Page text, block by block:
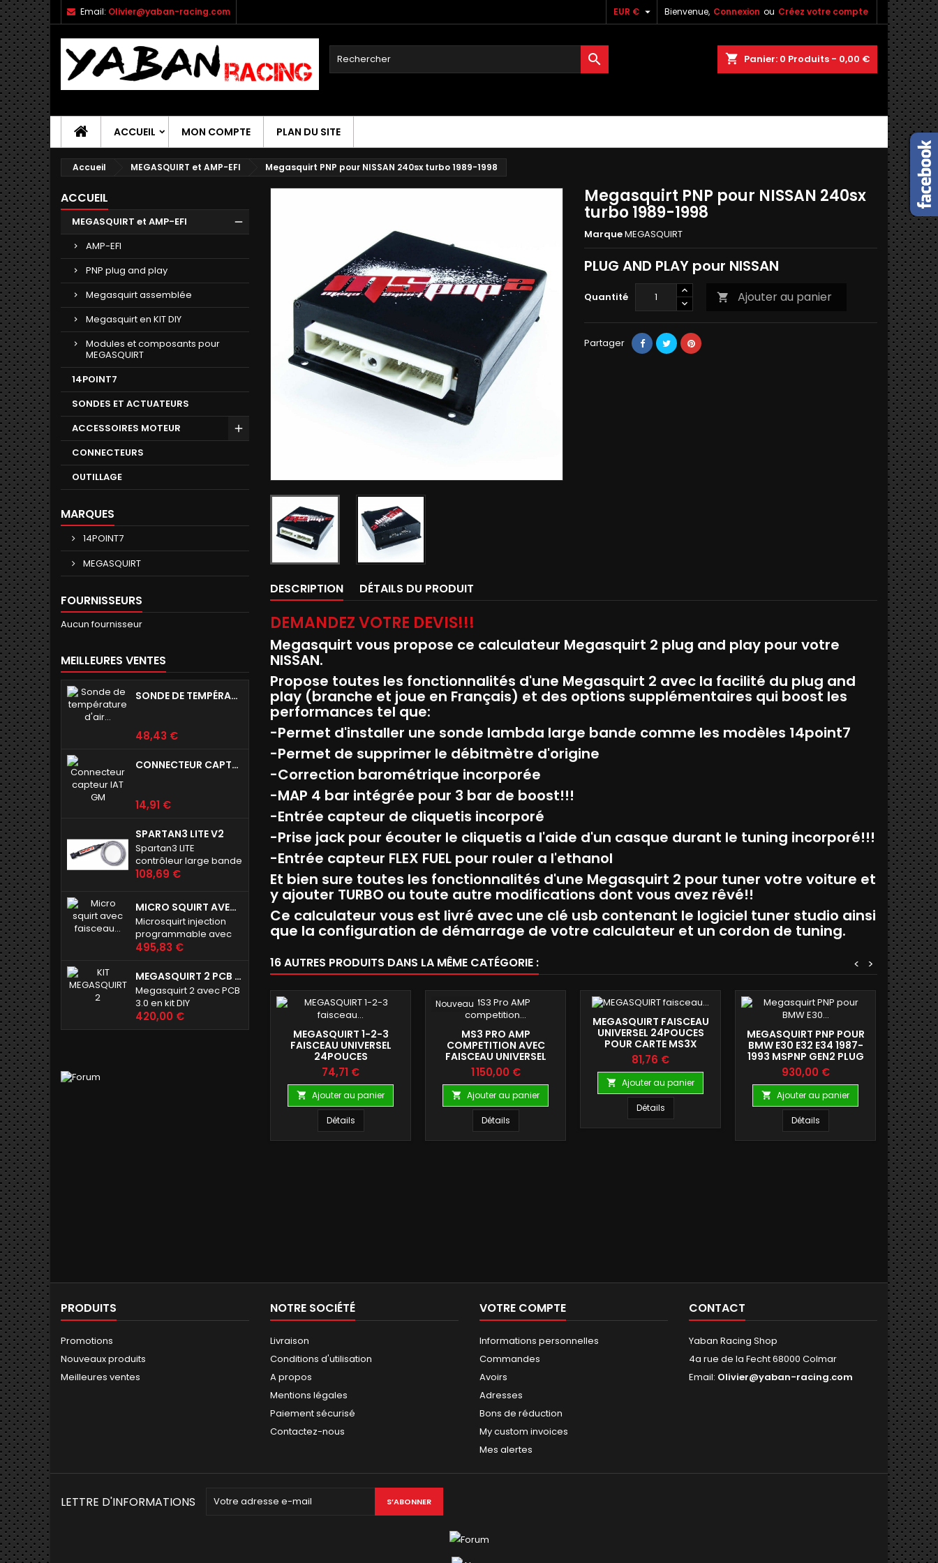
Email: Olivier@yaban-racing.com Bienvenue, Connexion ou Créez votre compte
EUR € 
shopping_cart Panier: 0 Produits - 0,00 €

ACCUEIL MON COMPTE PLAN DU SITE
Accueil MEGASQUIRT et AMP-EFI Megasquirt PNP pour NISSAN 240sx turbo 1989-1998
ACCUEIL
MEGASQUIRT et AMP-EFI
AMP-EFI
PNP plug and play
Megasquirt assemblée
Megasquirt en KIT DIY
Modules et composants pour
MEGASQUIRT
14POINT7
SONDES ET ACTUATEURS
ACCESSOIRES MOTEUR
CONNECTEURS
OUTILLAGE
MARQUES
14POINT7
MEGASQUIRT
FOURNISSEURS
Aucun fournisseur
MEILLEURES VENTES
SONDE DE TEMPÉRATURE D'AIR D'ADMISSION IAT
Prix
48,43 €
CONNECTEUR CAPTEUR IAT GM
Prix
14,91 €
SPARTAN3 LITE V2
Spartan3 LITE
contrôleur large bande
Prix
108,69 €
MICRO SQUIRT AVEC FAISCEAU 8 PIEDS (2M40 ENV)
Microsquirt injection
programmable avec
harnais long
Prix
495,83 €
MEGASQUIRT 2 PCB 3.0
Megasquirt 2 avec PCB
3.0 en kit DIY
Prix
420,00 €
Megasquirt PNP pour NISSAN 240sx
turbo 1989-1998
MarqueMEGASQUIRT
PLUG AND PLAY pour NISSAN
Quantité  Ajouter au panier
Partager
DESCRIPTION DÉTAILS DU PRODUIT
DEMANDEZ VOTRE DEVIS!!!
Megasquirt vous propose ce calculateur Megasquirt 2 plug and play pour votre
NISSAN.
Propose toutes les fonctionnalités d'une Megasquirt 2 avec la facilité du plug and
play (branche et joue en Français) et des options supplémentaires qui boost les
performances tel que:
-Permet d'installer une sonde lambda large bande comme les modèles 14point7
-Permet de supprimer le débitmètre d'origine
-Correction barométrique incorporée
-MAP 4 bar intégrée pour 3 bar de boost!!!
-Entrée capteur de cliquetis incorporé
-Prise jack pour écouter le cliquetis a l'aide d'un casque durant le tuning incorporé!!!
-Entrée capteur FLEX FUEL pour rouler a l'ethanol
Et bien sure toutes les fonctionnalités d'une Megasquirt 2 pour tuner votre voiture et
y ajouter TURBO ou toute autre modifications dont vous avez rêvé!!
Ce calculateur vous est livré avec une clé usb contenant le logiciel tuner studio ainsi
que la configuration de démarrage de votre calculateur et un cordon de tuning.
16 AUTRES PRODUITS DANS LA MÊME CATÉGORIE : >
<
MEGASQUIRT 1-2-3
FAISCEAU UNIVERSEL
24POUCES
Prix
74,71 €
 Ajouter au panier
Détails
Nouveau
MS3 PRO AMP
COMPETITION AVEC
FAISCEAU UNIVERSEL
Prix
1 150,00 €
 Ajouter au panier
Détails
MEGASQUIRT FAISCEAU
UNIVERSEL 24POUCES
POUR CARTE MS3X
Prix
81,76 €
 Ajouter au panier
Détails
MEGASQUIRT PNP POUR
BMW E30 E32 E34 1987-
1993 MSPNP GEN2 PLUG
AND PLAY ECU
Prix
930,00 €
 Ajouter au panier
Détails

PRODUITS
Promotions
Nouveaux produits
Meilleures ventes
NOTRE SOCIÉTÉ
Livraison
Conditions d'utilisation
A propos
Mentions légales
Paiement sécurisé
Contactez-nous
VOTRE COMPTE
Informations personnelles
Commandes
Avoirs
Adresses
Bons de réduction
My custom invoices
Mes alertes
CONTACT
Yaban Racing Shop
4a rue de la Fecht 68000 Colmar
Email: Olivier@yaban-racing.com
LETTRE D'INFORMATIONS